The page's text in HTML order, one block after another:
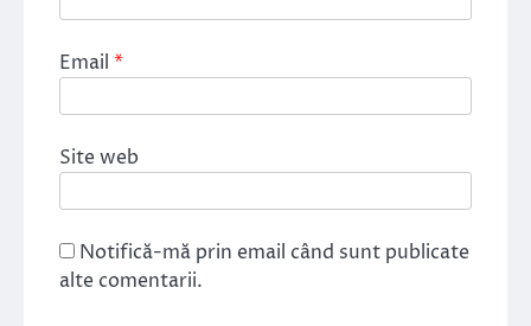
Email *
Site web
Notifică-mă prin email când sunt publicate
alte comentarii.